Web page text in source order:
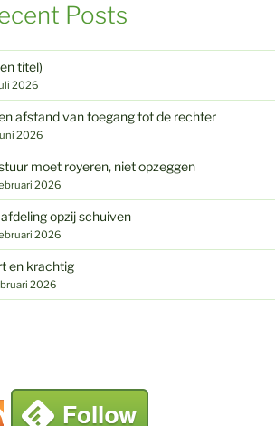
Posts
titel)
2026
afstand van toegang tot de rechter
2026
moet royeren, niet opzeggen
2026
opzij schuiven
2026
en krachtig
2026